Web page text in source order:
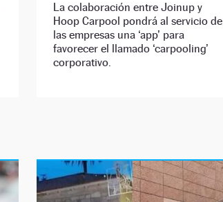
La colaboración entre Joinup y
Hoop Carpool pondrá al servicio de
las empresas una ‘app’ para
favorecer el llamado ‘carpooling’
corporativo.